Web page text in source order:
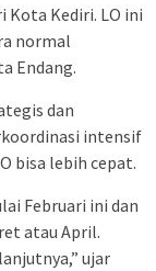
Kota Kediri. LO ini
normal
Endang.
dan
intensif
bisa lebih cepat.
Februari ini dan
atau April.
ujar